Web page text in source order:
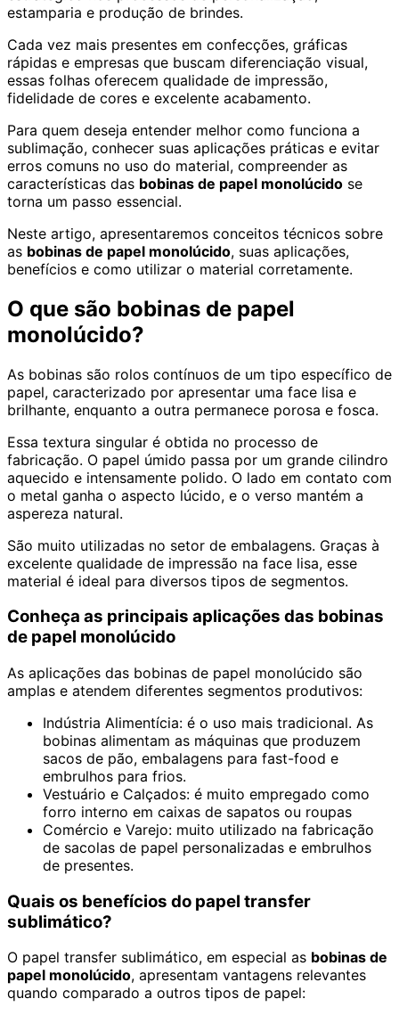
estamparia e produção de brindes.
Cada vez mais presentes em confecções, gráficas
rápidas e empresas que buscam diferenciação visual,
essas folhas oferecem qualidade de impressão,
fidelidade de cores e excelente acabamento.
Para quem deseja entender melhor como funciona a
sublimação, conhecer suas aplicações práticas e evitar
erros comuns no uso do material, compreender as
características das bobinas de papel monolúcido se
torna um passo essencial.
Neste artigo, apresentaremos conceitos técnicos sobre
as bobinas de papel monolúcido, suas aplicações,
benefícios e como utilizar o material corretamente.
O que são bobinas de papel
monolúcido?
As bobinas são rolos contínuos de um tipo específico de
papel, caracterizado por apresentar uma face lisa e
brilhante, enquanto a outra permanece porosa e fosca.
Essa textura singular é obtida no processo de
fabricação. O papel úmido passa por um grande cilindro
aquecido e intensamente polido. O lado em contato com
o metal ganha o aspecto lúcido, e o verso mantém a
aspereza natural.
São muito utilizadas no setor de embalagens. Graças à
excelente qualidade de impressão na face lisa, esse
material é ideal para diversos tipos de segmentos.
Conheça as principais aplicações das bobinas
de papel monolúcido
As aplicações das bobinas de papel monolúcido são
amplas e atendem diferentes segmentos produtivos:
Indústria Alimentícia: é o uso mais tradicional. As
bobinas alimentam as máquinas que produzem
sacos de pão, embalagens para fast-food e
embrulhos para frios.
Vestuário e Calçados: é muito empregado como
forro interno em caixas de sapatos ou roupas
Comércio e Varejo: muito utilizado na fabricação
de sacolas de papel personalizadas e embrulhos
de presentes.
Quais os benefícios do papel transfer
sublimático?
O papel transfer sublimático, em especial as bobinas de
papel monolúcido, apresentam vantagens relevantes
quando comparado a outros tipos de papel: